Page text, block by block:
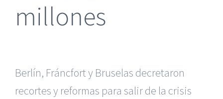
millones
Berlín, Fráncfort y Bruselas decretaron
recortes y reformas para salir de la crisis